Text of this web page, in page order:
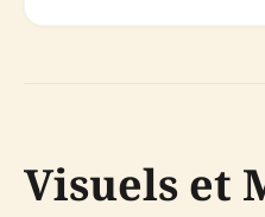
Visuels et